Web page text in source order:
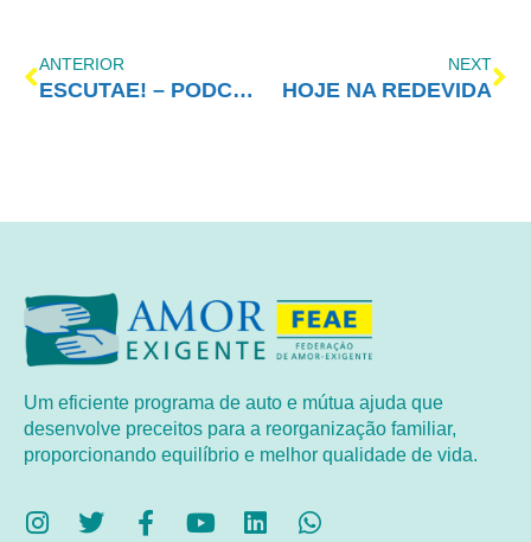
ANTERIOR
ESCUTAE! – PODCAST DO AMOR-EXIGENTE – EPISÓDIO 24
NEXT
HOJE NA REDEVIDA
Um eficiente programa de auto e mútua ajuda que
desenvolve preceitos para a reorganização familiar,
proporcionando equilíbrio e melhor qualidade de vida.